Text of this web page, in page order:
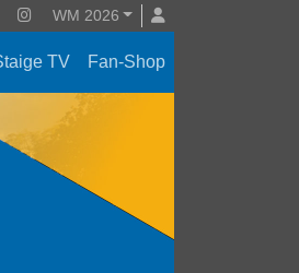
WM 2026
TV Fan-Shop